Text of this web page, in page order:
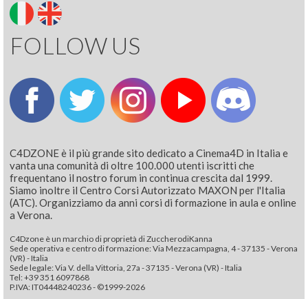
FOLLOW US
C4DZONE è il più grande sito dedicato a Cinema4D in Italia e
vanta una comunità di oltre 100.000 utenti iscritti che
frequentano il nostro forum in continua crescita dal 1999.
Siamo inoltre il Centro Corsi Autorizzato MAXON per l'Italia
(ATC). Organizziamo da anni corsi di formazione in aula e online
a Verona.
C4Dzone è un marchio di proprietà di ZuccherodiKanna
Sede operativa e centro di formazione: Via Mezzacampagna, 4 - 37135 - Verona
(VR) - Italia
Sede legale: Via V. della Vittoria, 27a - 37135 - Verona (VR) - Italia
Tel: +39 351 6097868‬
P.IVA: IT04448240236 - ©1999-2026